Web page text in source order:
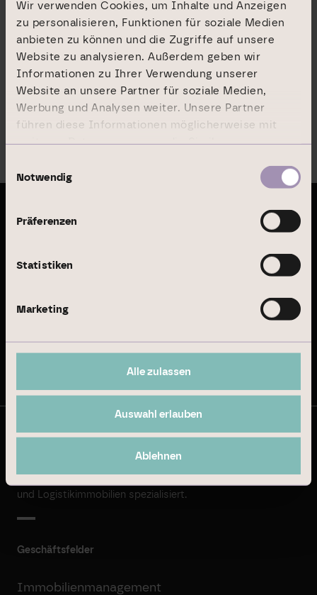
Wir verwenden Cookies, um Inhalte und Anzeigen
zu personalisieren, Funktionen für soziale Medien
anbieten zu können und die Zugriffe auf unsere
Website zu analysieren. Außerdem geben wir
Informationen zu Ihrer Verwendung unserer
Website an unsere Partner für soziale Medien,
Werbung und Analysen weiter. Unsere Partner
führen diese Informationen möglicherweise mit
weiteren Daten zusammen, die Sie ihnen
Nutzung der Dienste gesammelt haben.
Notwendig
Präferenzen
Statistiken
Marketing
Alle zulassen
Auswahl erlauben
Ablehnen
Letzte Publikationen
Geschäftsbericht 2024
Nachhaltigkeitsbericht 2024
Wir sind als ­Investment-, ­Asset- und
und Logistikimmobilien spezialisiert.
Geschäftsfelder
Immobilienmanagement